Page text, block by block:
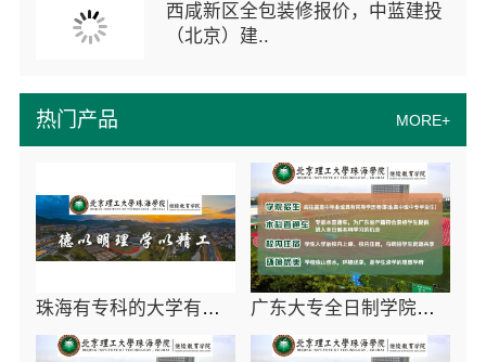
热门产品 MORE+
珠海有专科的大学有哪些免试入学-北京理工大学珠海学院继教院 广东大专全日制学院报考-北京理工大学珠海学院继续教育学院
西咸新区全包装修报价，中蓝建投
（北京）建..